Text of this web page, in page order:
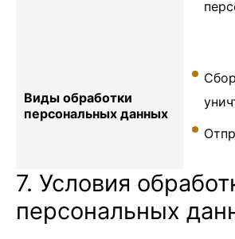
Виды обработки
персональных данных
7. Условия
персональных